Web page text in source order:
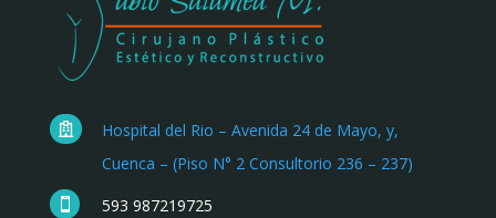

Hospital del Rio – Avenida 24 de Mayo, y,
Cuenca – (Piso N° 2 Consultorio 236 – 237)
 593 987219725